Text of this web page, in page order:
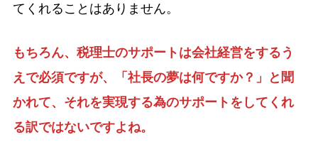
てくれることはありません。
もちろん、税理士のサポートは会社経営をするう
えで必須ですが、「社長の夢は何ですか？」と聞
かれて、それを実現する為のサポートをしてくれ
る訳ではないですよね。